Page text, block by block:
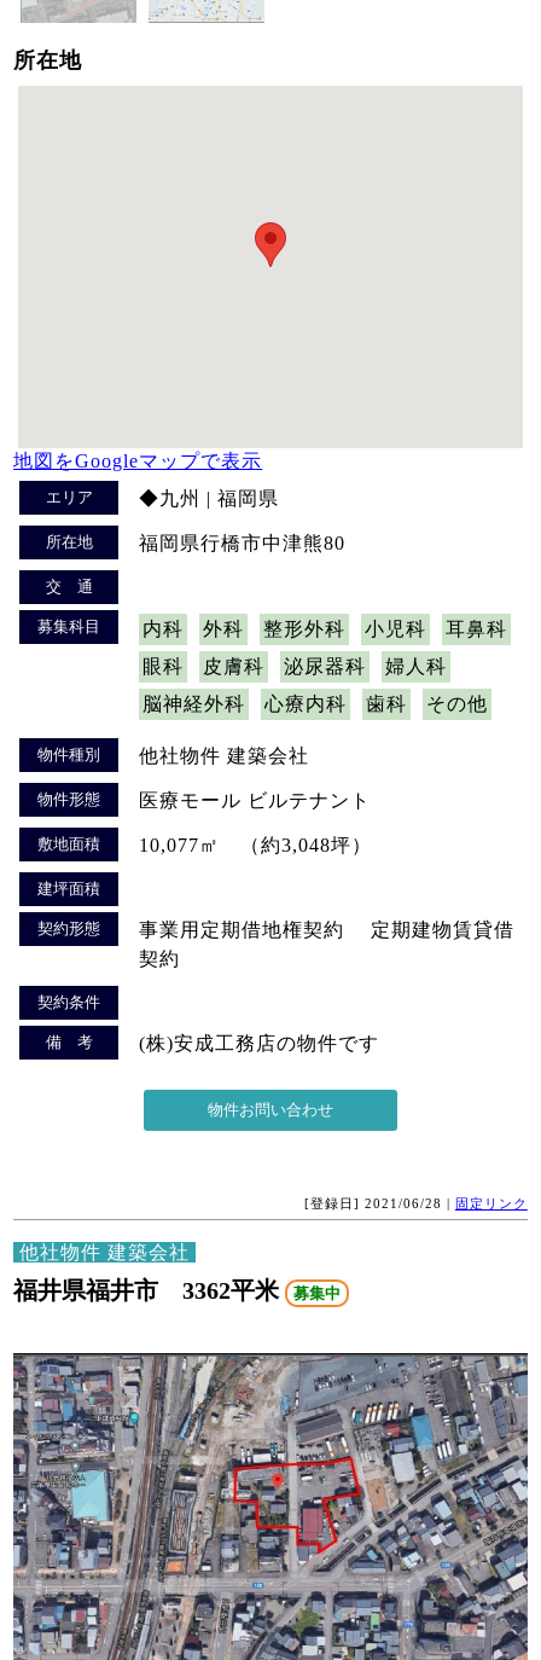
所在地
地図をGoogleマップで表示
エリア ◆九州 | 福岡県
所在地 福岡県行橋市中津熊80
交 通
募集科目 内科 外科 整形外科 小児科
耳鼻科
眼科
皮膚科 泌尿器科
婦人科
脳神経外科
心療内科 歯科 その他
物件種別 他社物件 建築会社
物件形態 医療モール ビルテナント
敷地面積 10,077㎡ （約3,048坪）
建坪面積
契約形態
事業用定期借地権契約 定期建物賃貸借
契約
契約条件
備 考 (株)安成工務店の物件です
[登録日] 2021/06/28 | 固定リンク
他社物件 建築会社
福井県福井市 3362平米 募集中